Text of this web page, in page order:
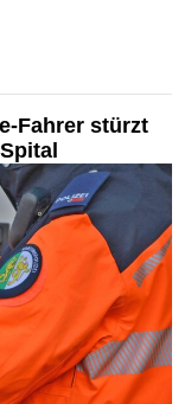
Fahrer stürzt